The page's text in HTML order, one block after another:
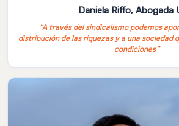
Daniela Riffo, Abogada
“A través del sindicalismo podemos
distribución de las riquezas y a una sociedad
condiciones”